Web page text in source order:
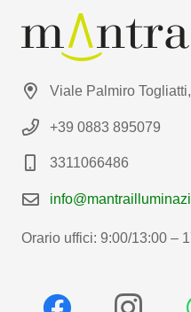
Viale Palmiro
+39 0883 895079
3311066486
Orario uffici: 9:00/13:00 –